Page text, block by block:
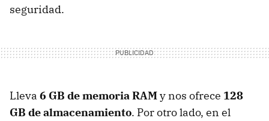
seguridad.
Lleva 6 GB de memoria RAMy nos ofrece 128
GB de almacenamiento. Por otro lado, en el